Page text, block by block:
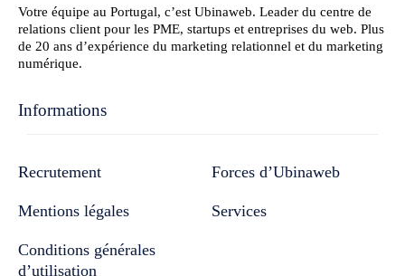
Votre équipe au Portugal, c’est Ubinaweb. Leader du centre de
relations client pour les PME, startups et entreprises du web. Plus
de 20 ans d’expérience du marketing relationnel et du marketing
numérique.
Informations
Recrutement
Mentions légales
Conditions générales
d’utilisation
Forces d’Ubinaweb
Services